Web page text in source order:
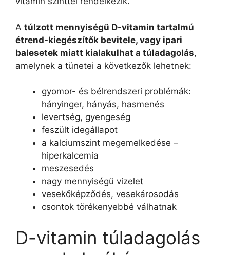
A túlzott mennyiségű D-vitamin tartalmú
étrend-kiegészítők bevitele, vagy ipari
balesetek miatt kialakulhat a túladagolás,
amelynek a tünetei a következők lehetnek:
gyomor- és bélrendszeri problémák:
hányinger, hányás, hasmenés
levertség, gyengeség
feszült idegállapot
a kalciumszint megemelkedése –
hiperkalcemia
meszesedés
nagy mennyiségű vizelet
vesekőképződés, vesekárosodás
csontok törékenyebbé válhatnak
D-vitamin túladagolás